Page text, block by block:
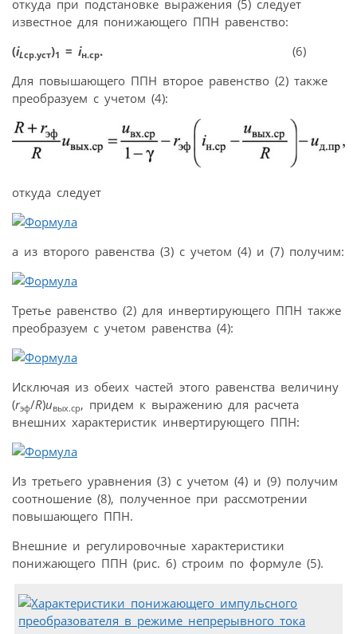
откуда при подстановке выражения (5) следует
известное для понижающего ППН равенство:
(iLср.уст)1 = iн.ср.
(6)
Для повышающего ППН второе равенство (2) также
преобразуем с учетом (4):
откуда следует
а из второго равенства (3) с учетом (4) и (7) получим:
Третье равенство (2) для инвертирующего ППН также
преобразуем с учетом равенства (4):
Исключая из обеих частей этого равенства величину
(rэф/R)uвых.ср, придем к выражению для расчета
внешних характеристик инвертирующего ППН:
Из третьего уравнения (3) с учетом (4) и (9) получим
соотношение (8), полученное при рассмотрении
повышающего ППН.
Внешние и регулировочные характеристики
понижающего ППН (рис. 6) строим по формуле (5).